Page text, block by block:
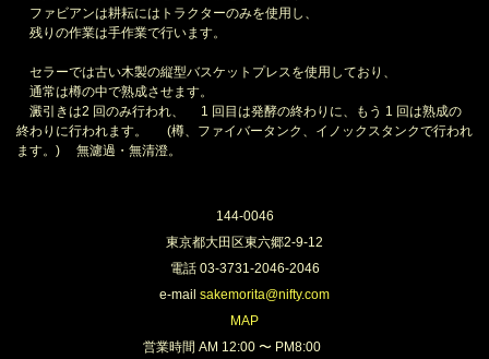
ファビアンは耕耘にはトラクターのみを使用し、
残りの作業は手作業で行います。
セラーでは古い木製の縦型バスケットプレスを使用しており、
通常は樽の中で熟成させます。
澱引きは2 回のみ行われ、 1 回目は発酵の終わりに、もう 1 回は熟成の
終わりに行われます。 (樽、ファイバータンク、イノックスタンクで行われ
ます。) 無濾過・無清澄。
144-0046
東京都大田区東六郷2-9-12
電話 03-3731-2046-2046
e-mail sakemorita@nifty.com
MAP
営業時間 AM 12:00 〜 PM8:00